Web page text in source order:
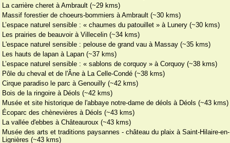
La carrière cheret à Ambrault (~29 kms)
Massif forestier de choeurs-bommiers à Ambrault (~30 kms)
L’espace naturel sensible : « chaumes du patouillet » à Lunery (~30 kms)
Les prairies de beauvoir à Villecelin (~34 kms)
L'espace naturel sensible : pelouse de grand vau à Massay (~35 kms)
Les hauts de lapan à Lapan (~37 kms)
L’espace naturel sensible : « sablons de corquoy » à Corquoy (~38 kms)
Pôle du cheval et de l'Âne à La Celle-Condé (~38 kms)
Cirque paradiso le parc à Genouilly (~42 kms)
Bois de la ringoire à Déols (~42 kms)
Musée et site historique de l'abbaye notre-dame de déols à Déols (~43 kms)
Écoparc des chènevières à Déols (~43 kms)
La vallée d'ebbes à Châteauroux (~43 kms)
Musée des arts et traditions paysannes - château du plaix à Saint-Hilaire-en-
Lignières (~43 kms)